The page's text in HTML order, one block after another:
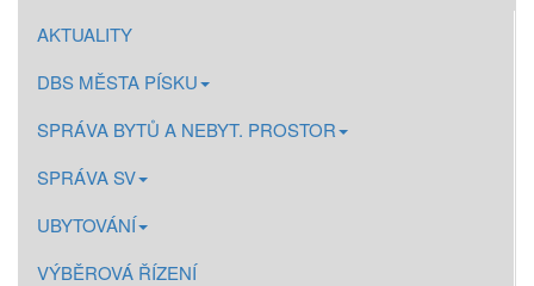
AKTUALITY
DBS MĚSTA PÍSKU
SPRÁVA BYTŮ A NEBYT. PROSTOR
SPRÁVA SV
UBYTOVÁNÍ
VÝBĚROVÁ ŘÍZENÍ